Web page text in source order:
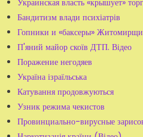
Бандитизм влади психіатрів
Гопники и «баксеры»
П'яний майор скоїв ДТП. Відео
Поражение негодяев
Україна ізраїльська
Катування продовжуються
Узник режима чекистов
Провинциально-вирусные